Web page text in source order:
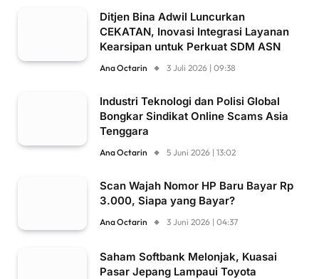
Ditjen Bina Adwil Luncurkan
CEKATAN, Inovasi Integrasi Layanan
Kearsipan untuk Perkuat SDM ASN
Ana Octarin 3 Juli 2026 | 09:38
Industri Teknologi dan Polisi Global
Bongkar Sindikat Online Scams Asia
Tenggara
Ana Octarin 5 Juni 2026 | 13:02
Scan Wajah Nomor HP Baru Bayar Rp
3.000, Siapa yang Bayar?
Ana Octarin 3 Juni 2026 | 04:37
Saham Softbank Melonjak, Kuasai
Pasar Jepang Lampaui Toyota